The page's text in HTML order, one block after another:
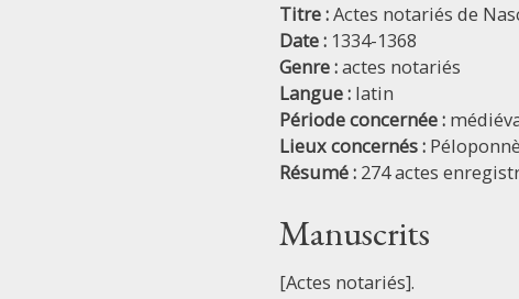
Titre :Actes notariés de
Date : 1334-1368
Genre :actes notariés
Langue : latin
Période concernée :
Lieux concernés :
Résumé : 274 actes
Manuscrits
[Actes notariés].